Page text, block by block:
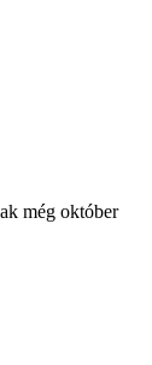
még október